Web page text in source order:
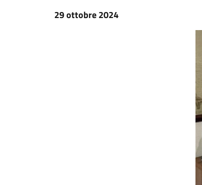
29 ottobre 2024